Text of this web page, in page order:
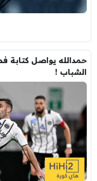
حمدالله يواصل كتابة
الشباب !